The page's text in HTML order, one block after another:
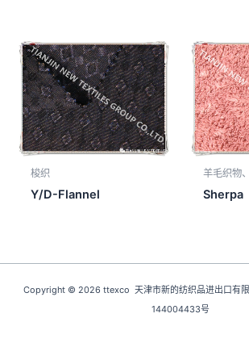
梭织
Y/D-Flannel
羊毛织物
Sherpa
Copyright © 2026 ttexco 天津市新的纺织品进出口有限
144004433号